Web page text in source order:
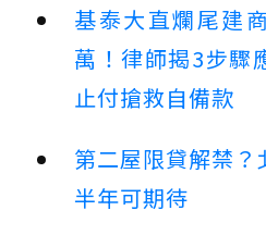
基泰大直爛尾建
萬！律師揭3步驟
止付搶救自備款
第二屋限貸解禁
半年可期待